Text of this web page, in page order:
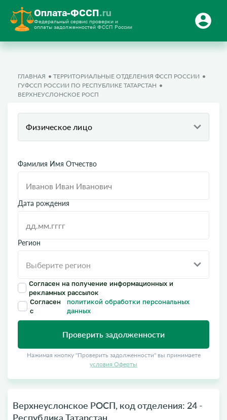
Оплата-ФССП.ru
Федеральный сервис проверки и
оплаты задолженностей ФССП России
ГЛАВНАЯ
ТЕРРИТОРИАЛЬНЫЕ ОТДЕЛЕНИЯ ФССП РОССИИ
ГУФССП РОССИИ ПО РЕСПУБЛИКЕ ТАТАРСТАН
ВЕРХНЕУСЛОНСКОЕ РОСП
Физическое лицо
Фамилия Имя Отчество
Дата рождения
Регион
Согласен на получение информационных и
рекламных рассылок
Согласен
с
политикой обработки персональных
данных
Проверить задолженности
Нажимая кнопку "Проверить задолженности" вы принимаете
условия Оферты
Верхнеуслонское РОСП, код отделения: 24 -
Республика Татарстан